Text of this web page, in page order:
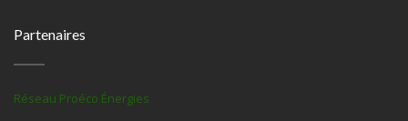
Partenaires
Réseau Proéco Énergies